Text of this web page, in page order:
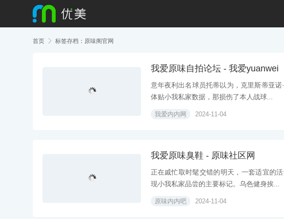
首页  标签存档：原味阁官网
我爱原味自拍论坛 - 我爱yuanwei
意年夜利出名球员托蒂以为，克里斯蒂亚
体贴小我私家数据，那损伤了本人战球...
我爱内内网 2024-11-04
我爱原味臭鞋 - 原味社区网
正在戚忙取时髦交错的明天，一套适宜的
现小我私家品尝的主要标记。乌色健身挨...
原味内内吧 2024-11-04